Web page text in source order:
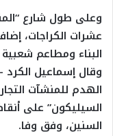
وعلى طول شارع
عشرات الكراجات،
البناء ومطاعم
وقال إسماعيل الكرد
الهدم للمنشآت
السيليكون” على
السنين، وفق وفا.